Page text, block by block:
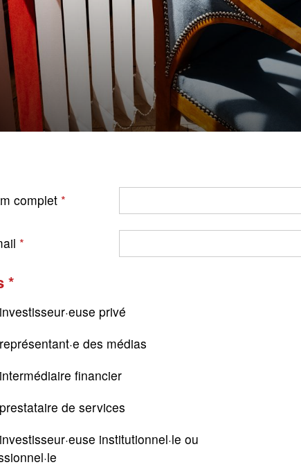
complet
privé
des médias
financier
de services
institutionnel·le ou